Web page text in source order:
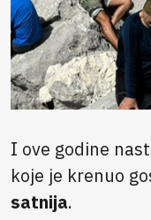
I ove godine
koje je krenuo
satnija.